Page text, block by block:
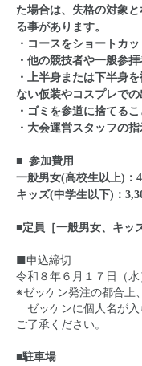
た場合は、失格の対象
る事があります。
・コースをショートカ
・他の競技者や一般参
・上半身または下半身
ない仮装やコスプレでの
・ゴミを参道に捨てるこ
・大会運営スタッフの
■ 参加費用
一般男女(高校生以上)：
キッズ(中学生以下)：
■定員［一般男女、キッ
■申込締切
令和８年６月１７日（
※ゼッケン発注の都合上
ゼッケンに個人名が入
ご了承ください。
■駐車場